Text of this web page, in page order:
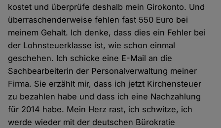
kostet und überprüfe deshalb mein Girokonto. Und
überraschenderweise fehlen fast 550 Euro bei
meinem Gehalt. Ich denke, dass dies ein Fehler bei
der Lohnsteuerklasse ist, wie schon einmal
geschehen. Ich schicke eine E-Mail an die
Sachbearbeiterin der Personalverwaltung meiner
Firma. Sie erzählt mir, dass ich jetzt Kirchensteuer
zu bezahlen habe und dass ich eine Nachzahlung
für 2014 habe. Mein Herz rast, ich schwitze, ich
werde wieder mit der deutschen Bürokratie